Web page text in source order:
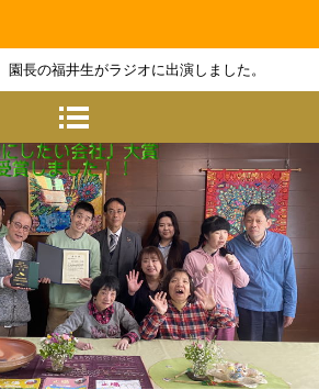
園長の福井生がラジオに出演しました。